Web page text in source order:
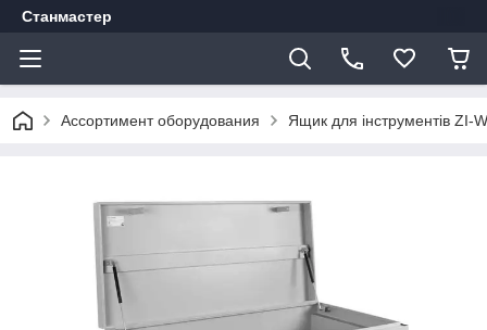
Станмастер
Ассортимент оборудования Ящик для інструментів ZI-